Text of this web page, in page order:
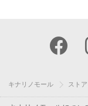
キナリノモール スト